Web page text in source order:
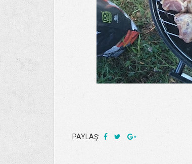
PAYLAŞ: